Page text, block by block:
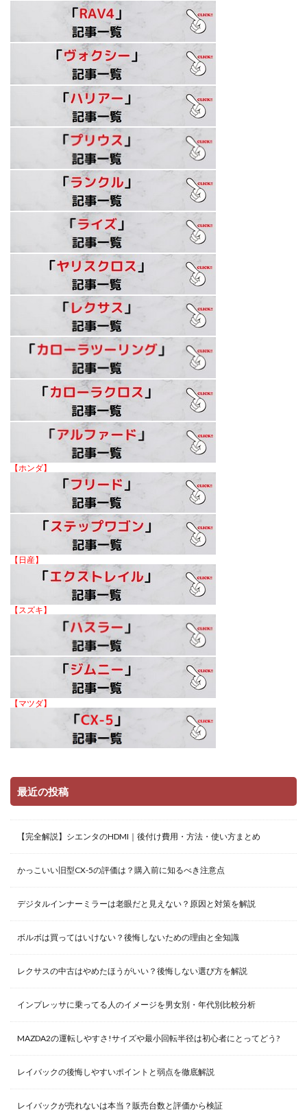
【ホンダ】
【日産】
【スズキ】
【マツダ】
最近の投稿
【完全解説】シエンタのHDMI｜後付け費用・方法・使い方まとめ
かっこいい旧型CX-5の評価は？購入前に知るべき注意点
デジタルインナーミラーは老眼だと見えない？原因と対策を解説
ボルボは買ってはいけない？後悔しないための理由と全知識
レクサスの中古はやめたほうがいい？後悔しない選び方を解説
インプレッサに乗ってる人のイメージを男女別・年代別比較分析
MAZDA2の運転しやすさ!サイズや最小回転半径は初心者にとってどう?
レイバックの後悔しやすいポイントと弱点を徹底解説
レイバックが売れないは本当？販売台数と評価から検証